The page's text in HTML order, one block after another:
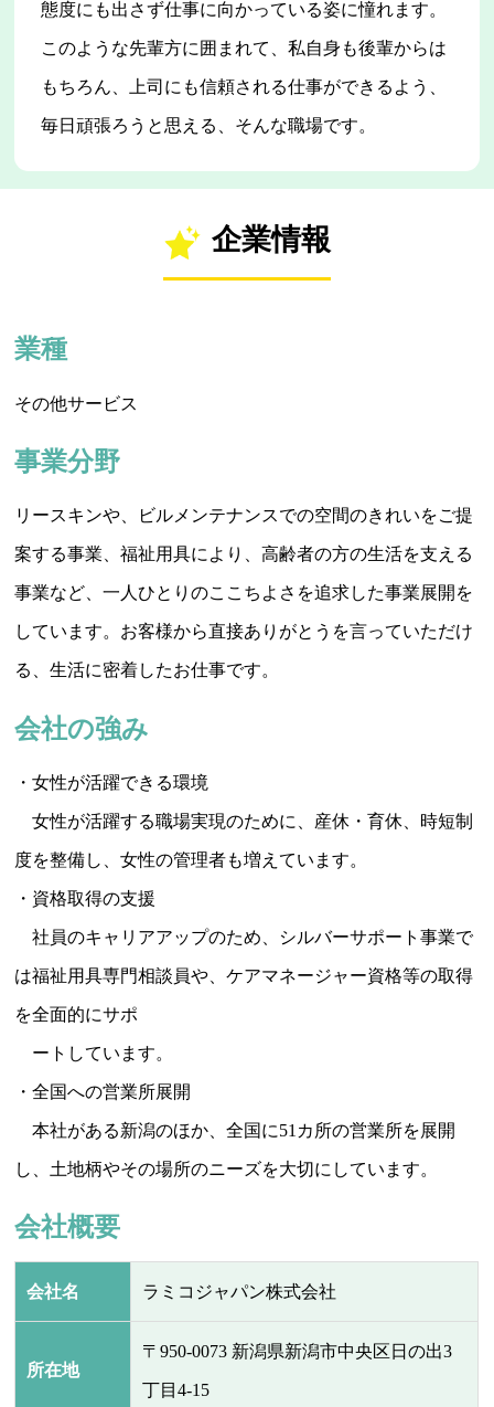
態度にも出さず仕事に向かっている姿に憧れます。
このような先輩方に囲まれて、私自身も後輩からは
もちろん、上司にも信頼される仕事ができるよう、
毎日頑張ろうと思える、そんな職場です。
企業情報
業種
その他サービス
事業分野
リースキンや、ビルメンテナンスでの空間のきれいをご提
案する事業、福祉用具により、高齢者の方の生活を支える
事業など、一人ひとりのここちよさを追求した事業展開を
しています。お客様から直接ありがとうを言っていただけ
る、生活に密着したお仕事です。
会社の強み
・女性が活躍できる環境
女性が活躍する職場実現のために、産休・育休、時短制
度を整備し、女性の管理者も増えています。
・資格取得の支援
社員のキャリアアップのため、シルバーサポート事業で
は福祉用具専門相談員や、ケアマネージャー資格等の取得
を全面的にサポ
ートしています。
・全国への営業所展開
本社がある新潟のほか、全国に51カ所の営業所を展開
し、土地柄やその場所のニーズを大切にしています。
会社概要
会社名 ラミコジャパン株式会社
所在地
〒950-0073 新潟県新潟市中央区日の出3
丁目4-15